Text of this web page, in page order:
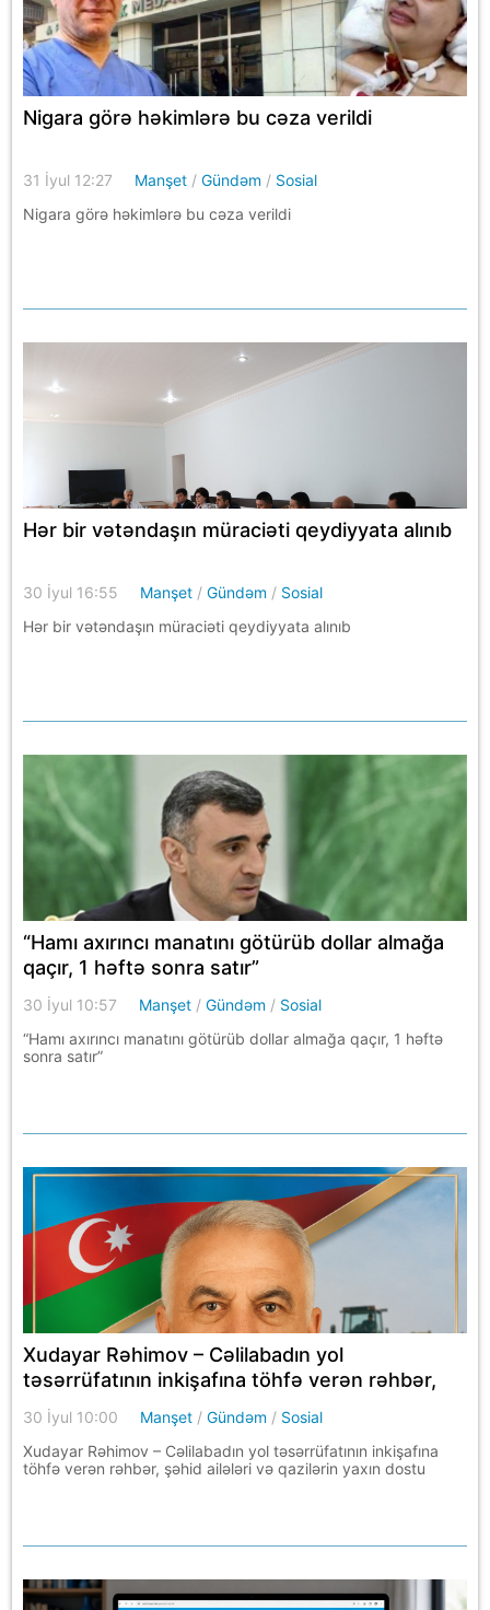
Nigara görə həkimlərə bu cəza verildi
31 İyul 12:27 Manşet /Gündəm / Sosial
Nigara görə həkimlərə bu cəza verildi
Hər bir vətəndaşın müraciəti qeydiyyata alınıb
30 İyul 16:55 Manşet /Gündəm / Sosial
Hər bir vətəndaşın müraciəti qeydiyyata alınıb
“Hamı axırıncı manatını götürüb dollar almağa
qaçır, 1 həftə sonra satır”
30 İyul 10:57 Manşet /Gündəm / Sosial
“Hamı axırıncı manatını götürüb dollar almağa qaçır, 1 həftə
sonra satır”
Xudayar Rəhimov – Cəlilabadın yol
təsərrüfatının inkişafına töhfə verən rəhbər,
şəhid ailələri və qazilərin yaxın dostu
30 İyul 10:00 Manşet /Gündəm / Sosial
Xudayar Rəhimov – Cəlilabadın yol təsərrüfatının inkişafına
töhfə verən rəhbər, şəhid ailələri və qazilərin yaxın dostu